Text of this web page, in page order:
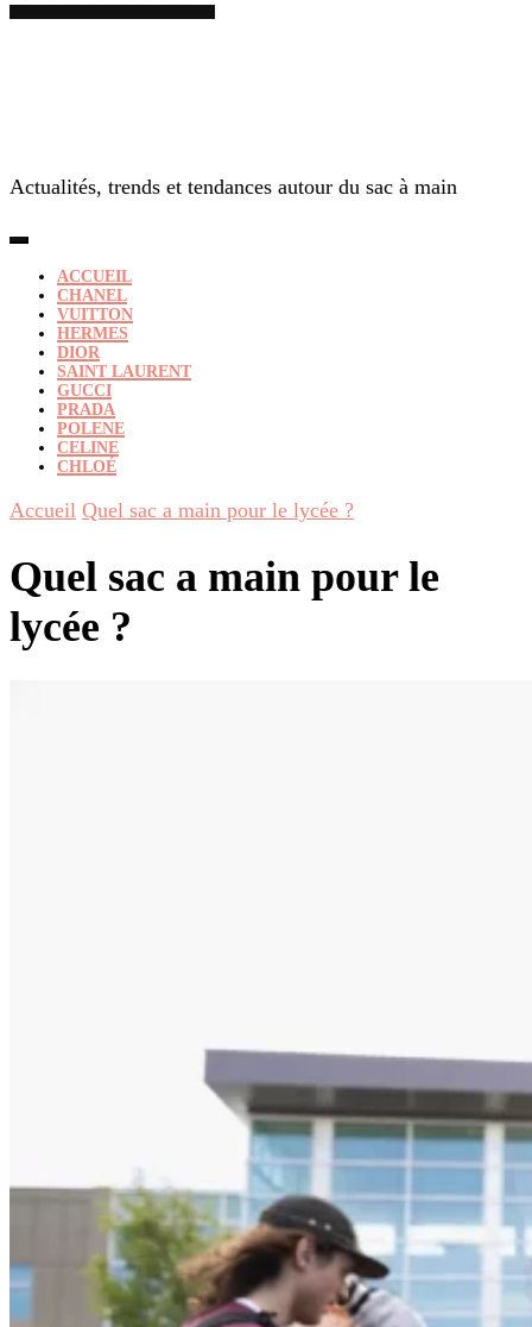
Actualités, trends et tendances autour du sac à main
ACCUEIL
CHANEL
VUITTON
HERMES
DIOR
SAINT LAURENT
GUCCI
PRADA
POLENE
CELINE
CHLOÉ
Accueil Quel sac a main pour le lycée ?
Quel sac a main pour le
lycée ?